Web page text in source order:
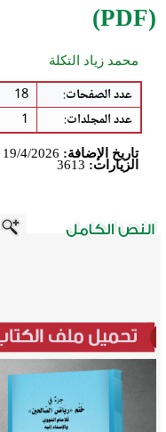
(PDF)
محمد زياد التكلة
عدد الصفحات:
18
عدد المجلدات:
1
تاريخ الإضافة: 19/4/2026 ميلادي - 2/11/1447 هجري
الزيارات: 3613